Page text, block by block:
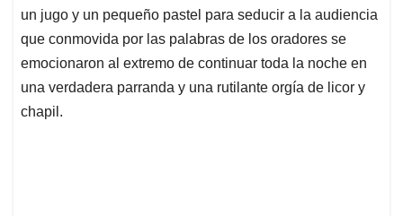
un jugo y un pequeño pastel para seducir a la audiencia
que conmovida por las palabras de los oradores se
emocionaron al extremo de continuar toda la noche en
una verdadera parranda y una rutilante orgía de licor y
chapil.